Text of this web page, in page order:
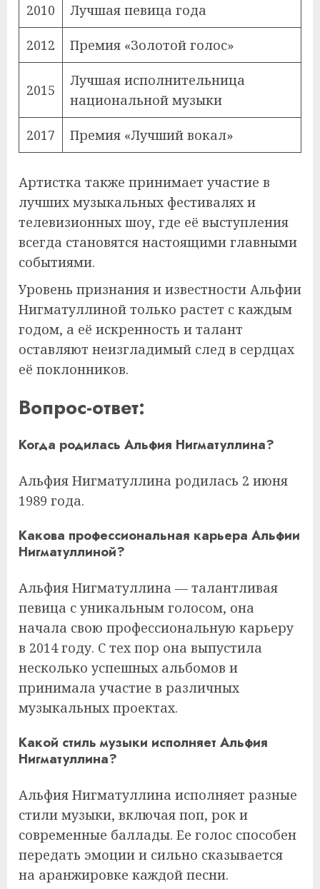
2010 Лучшая певица года
2012 Премия «Золотой голос»
2015
Лучшая исполнительница
национальной музыки
2017 Премия «Лучший вокал»
Артистка также принимает участие в
лучших музыкальных фестивалях и
телевизионных шоу, где её выступления
всегда становятся настоящими главными
событиями.
Уровень признания и известности Альфии
Нигматуллиной только растет с каждым
годом, а её искренность и талант
оставляют неизгладимый след в сердцах
её поклонников.
Вопрос-ответ:
Когда родилась Альфия Нигматуллина?
Альфия Нигматуллина родилась 2 июня
1989 года.
Какова профессиональная карьера Альфии
Нигматуллиной?
Альфия Нигматуллина — талантливая
певица с уникальным голосом, она
начала свою профессиональную карьеру
в 2014 году. С тех пор она выпустила
несколько успешных альбомов и
принимала участие в различных
музыкальных проектах.
Какой стиль музыки исполняет Альфия
Нигматуллина?
Альфия Нигматуллина исполняет разные
стили музыки, включая поп, рок и
современные баллады. Ее голос способен
передать эмоции и сильно сказывается
на аранжировке каждой песни.